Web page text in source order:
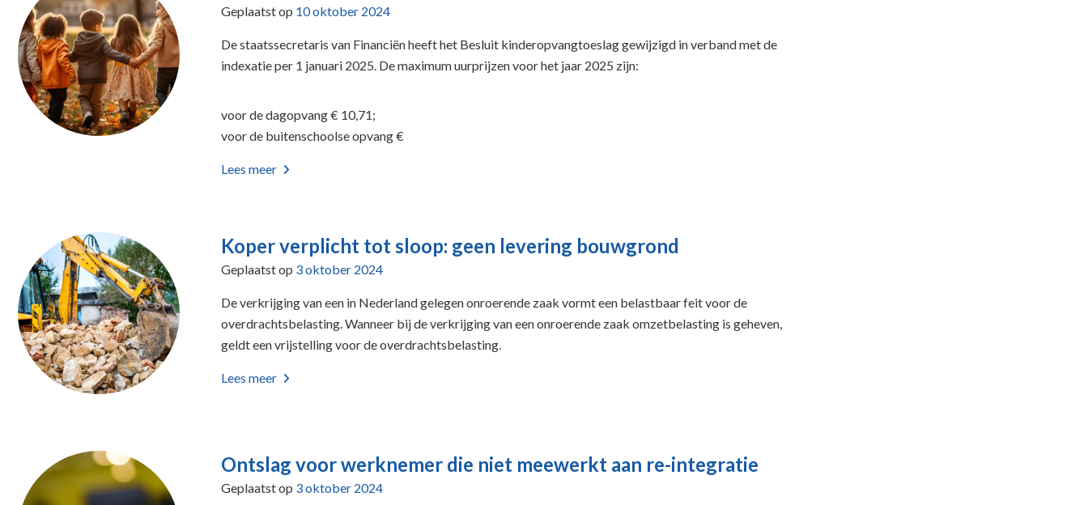
Geplaatst op 10 oktober 2024
De staatssecretaris van Financiën heeft het Besluit kinderopvangtoeslag gewijzigd in verband met de
indexatie per 1 januari 2025. De maximum uurprijzen voor het jaar 2025 zijn:
voor de dagopvang € 10,71;
voor de buitenschoolse opvang €
Lees meer
Koper verplicht tot sloop: geen levering bouwgrond
Geplaatst op 3 oktober 2024
De verkrijging van een in Nederland gelegen onroerende zaak vormt een belastbaar feit voor de
overdrachtsbelasting. Wanneer bij de verkrijging van een onroerende zaak omzetbelasting is geheven,
geldt een vrijstelling voor de overdrachtsbelasting.
Lees meer
Ontslag voor werknemer die niet meewerkt aan re-integratie
Geplaatst op 3 oktober 2024